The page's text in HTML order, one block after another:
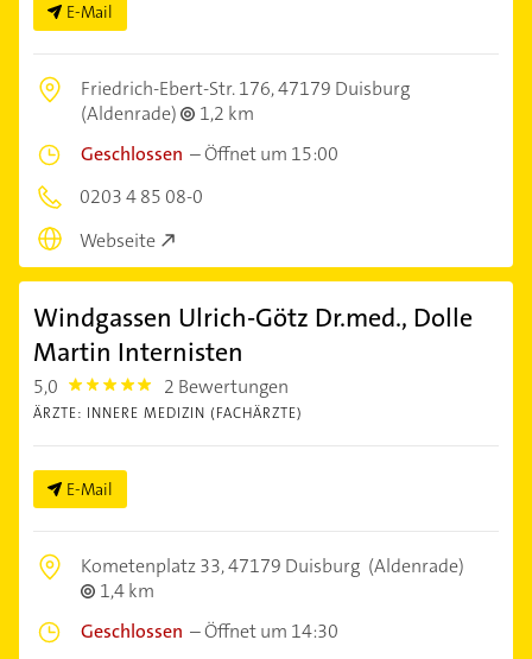
E-Mail
Friedrich-Ebert-Str. 176,47179 Duisburg
(Aldenrade)
1,2 km
Geschlossen –Öffnet um 15:00
0203 4 85 08-0
Webseite
Windgassen Ulrich-Götz Dr.med., Dolle
Martin Internisten
5,0 5.0 2 Bewertungen
ÄRZTE: INNERE MEDIZIN (FACHÄRZTE)
E-Mail
Kometenplatz 33,47179 Duisburg (Aldenrade)
1,4 km
Geschlossen –Öffnet um 14:30